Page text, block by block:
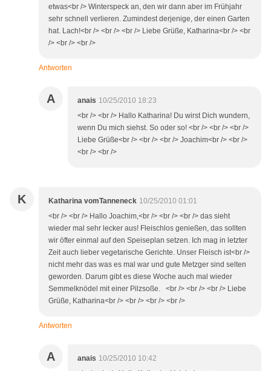
etwas<br /> Winterspeck an, den wir dann aber im Frühjahr
sehr schnell verlieren. Zumindest derjenige, der einen Garten
hat. Lach!<br /> <br /> <br /> Liebe Grüße, Katharina<br /> <br
/> <br /> <br />
Antworten
A anais 10/25/2010 18:23
<br /> <br /> Hallo Katharina! Du wirst Dich wundern,
wenn Du mich siehst. So oder so! <br /> <br /> <br />
Liebe Grüße<br /> <br /> <br /> Joachim<br /> <br />
<br /> <br />
K Katharina vomTanneneck 10/25/2010 01:01
<br /> <br /> Hallo Joachim,<br /> <br /> <br /> das sieht
wieder mal sehr lecker aus! Fleischlos genießen, das sollten
wir öfter einmal auf den Speiseplan setzen. Ich mag in letzter
Zeit auch lieber vegetarische Gerichte. Unser Fleisch ist<br />
nicht mehr das was es mal war und gute Metzger sind selten
geworden. Darum gibt es diese Woche auch mal wieder
Semmelknödel mit einer Pilzsoße. <br /> <br /> <br /> Liebe
Grüße, Katharina<br /> <br /> <br /> <br />
Antworten
A anais 10/25/2010 10:42